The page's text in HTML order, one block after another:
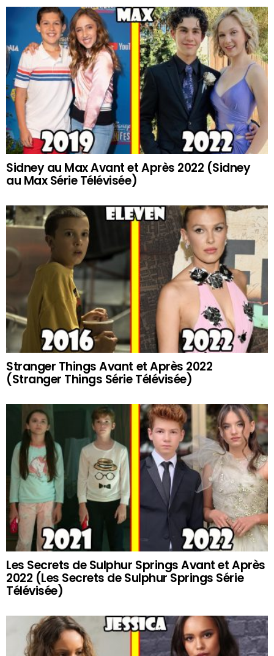
Sidney au Max Avant et Après 2022 (Sidney
au Max Série Télévisée)
Stranger Things Avant et Après 2022
(Stranger Things Série Télévisée)
Les Secrets de Sulphur Springs Avant et Après
2022 (Les Secrets de Sulphur Springs Série
Télévisée)